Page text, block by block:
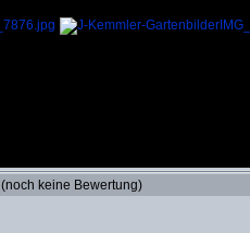
(noch keine Bewertung)